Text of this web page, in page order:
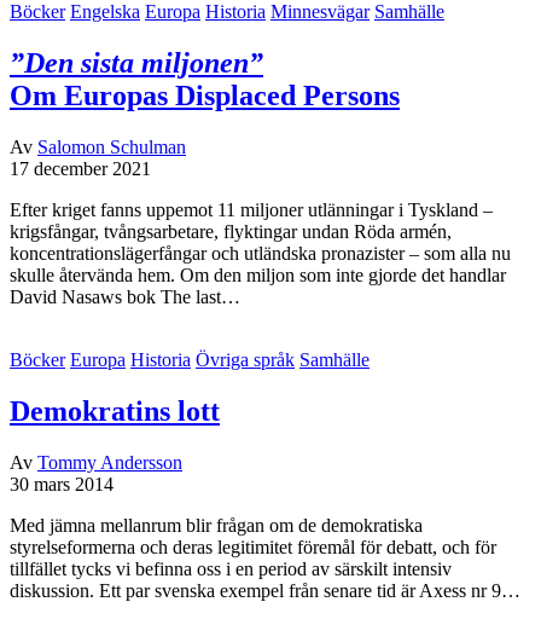
Böcker Engelska Europa Historia Minnesvägar Samhälle
”Den sista miljonen”
Om Europas Displaced Persons
Av Salomon Schulman
17 december 2021
Efter kriget fanns uppemot 11 miljoner utlänningar i Tyskland –
krigsfångar, tvångsarbetare, flyktingar undan Röda armén,
koncentrationslägerfångar och utländska pronazister – som alla nu
skulle återvända hem. Om den miljon som inte gjorde det handlar
David Nasaws bok The last…
Böcker Europa Historia Övriga språk Samhälle
Demokratins lott
Av Tommy Andersson
30 mars 2014
Med jämna mellanrum blir frågan om de demokratiska
styrelseformerna och deras legitimitet föremål för debatt, och för
tillfället tycks vi befinna oss i en period av särskilt intensiv
diskussion. Ett par svenska exempel från senare tid är Axess nr 9…